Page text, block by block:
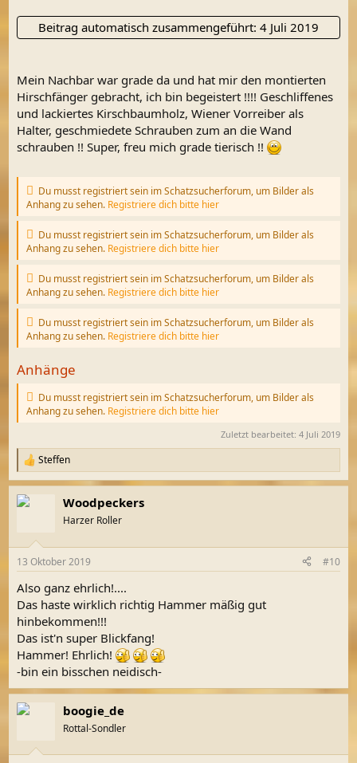
Beitrag automatisch zusammengeführt: 4 Juli 2019
Mein Nachbar war grade da und hat mir den montierten
Hirschfänger gebracht, ich bin begeistert !!!! Geschliffenes
und lackiertes Kirschbaumholz, Wiener Vorreiber als
Halter, geschmiedete Schrauben zum an die Wand
schrauben !! Super, freu mich grade tierisch !!
Du musst registriert sein im Schatzsucherforum, um Bilder als
Anhang zu sehen. Registriere dich bitte hier
Du musst registriert sein im Schatzsucherforum, um Bilder als
Anhang zu sehen. Registriere dich bitte hier
Du musst registriert sein im Schatzsucherforum, um Bilder als
Anhang zu sehen. Registriere dich bitte hier
Du musst registriert sein im Schatzsucherforum, um Bilder als
Anhang zu sehen. Registriere dich bitte hier
Anhänge
Du musst registriert sein im Schatzsucherforum, um Bilder als
Anhang zu sehen. Registriere dich bitte hier
Zuletzt bearbeitet: 4 Juli 2019
R
e
a
k
e
:
Steffen
Woodpeckers
Harzer Roller
13 Oktober 2019 #10
Also ganz ehrlich!....
Das haste wirklich richtig Hammer mäßig gut
hinbekommen!!!
Das ist'n super Blickfang!
Hammer! Ehrlich!
-bin ein bisschen neidisch-
boogie_de
Rottal-Sondler